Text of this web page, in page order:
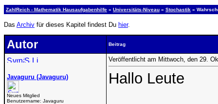
ZahlReich - Mathematik Hausaufgabenhilfe » Universitäts-Niveau » Stochastik »
Das Archiv für dieses Kapitel findest Du hier.
Autor Beitrag
Javaguru (Javaguru)
Neues Mitglied
Benutzername: Javaguru
Veröffentlicht am Mittwoch, den 29.
Hallo Leute